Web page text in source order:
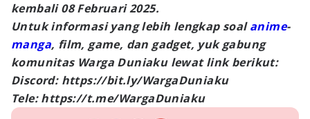
kembali 08 Februari 2025.
Untuk informasi yang lebih lengkap soalanime-
manga, film, game, dan gadget, yuk gabung
komunitas Warga Duniaku lewat link berikut:
Discord: https://bit.ly/WargaDuniaku
Tele: https://t.me/WargaDuniaku